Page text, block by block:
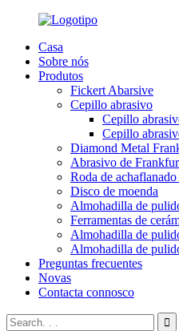
Casa
Sobre nós
Produtos
Fickert Abarsive
Cepillo abrasivo
Cepillo
Cepillo
Diamond Metal
Abrasivo de
Roda de
Disco de moenda
Almohadilla de
Ferramentas de
Almohadilla de
Almohadilla de
Preguntas frecuentes
Novas
Contacta connosco